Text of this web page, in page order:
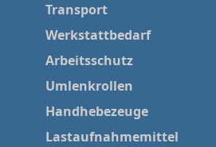
Transport
Werkstattbedarf
Arbeitsschutz
Umlenkrollen
Handhebezeuge
Lastaufnahmemittel